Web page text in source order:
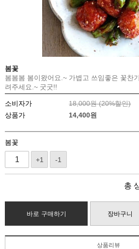
봄꽃
봄봄봄 봄이왔어요.~ 가볍고 쓰임좋은 꽃찬
려주세요.~ 굿굿!!
소비자가 18,000원 (20%할인)
상품가
14,400원
봄꽃
+1 -1
총
바로 구매하기 장바구니
상품리뷰